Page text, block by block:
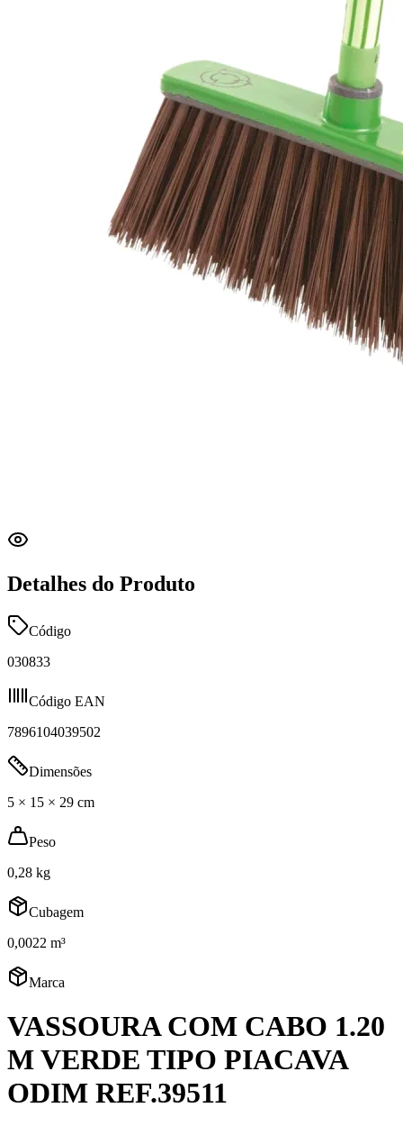
Detalhes do Produto
Código
030833
Código EAN
7896104039502
Dimensões
5 × 15 × 29 cm
Peso
0,28 kg
Cubagem
0,0022 m³
Marca
VASSOURA COM CABO 1.20
M VERDE TIPO PIACAVA
ODIM REF.39511